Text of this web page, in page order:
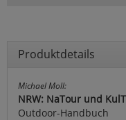
Produktdetails
Michael Moll:
NRW: NaTour und
Outdoor-Handbuch